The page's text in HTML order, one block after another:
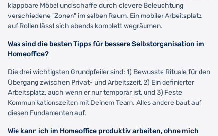
klappbare Möbel und schaffe durch clevere Beleuchtung
verschiedene "Zonen" im selben Raum. Ein mobiler Arbeitsplatz
auf Rollen lässt sich abends komplett wegräumen.
Was sind die besten Tipps für bessere Selbstorganisation im
Homeoffice?
Die drei wichtigsten Grundpfeiler sind: 1) Bewusste Rituale für den
Übergang zwischen Privat- und Arbeitszeit, 2) Ein definierter
Arbeitsplatz, auch wenn er nur temporär ist, und 3) Feste
Kommunikationszeiten mit Deinem Team. Alles andere baut auf
diesen Fundamenten auf.
Wie kann ich im Homeoffice produktiv arbeiten, ohne mich